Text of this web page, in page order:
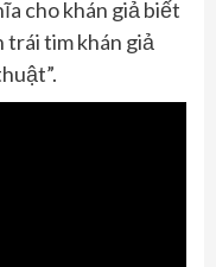
cho khán giả biết
trái tim khán giả